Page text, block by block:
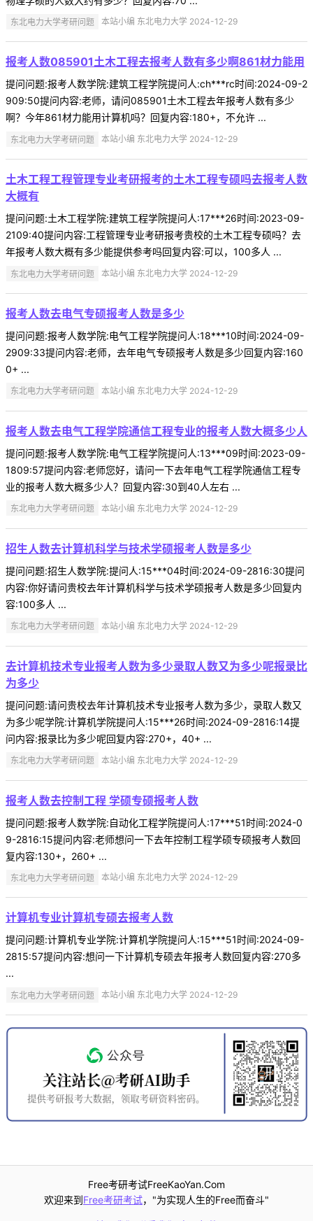
东北电力大学考研问题 本站小编 东北电力大学 2024-12-29
报考人数085901土木工程去报考人数有多少啊861材力能用
提问问题:报考人数学院:建筑工程学院提问人:ch***rc时间:2024-09-2
909:50提问内容:老师，请问085901土木工程去年报考人数有多少
啊？今年861材力能用计算机吗？回复内容:180+，不允许 ...
东北电力大学考研问题 本站小编 东北电力大学 2024-12-29
土木工程工程管理专业考研报考的土木工程专硕吗去报考人数
大概有
提问问题:土木工程学院:建筑工程学院提问人:17***26时间:2023-09-
2109:40提问内容:工程管理专业考研报考贵校的土木工程专硕吗？去
年报考人数大概有多少能提供参考吗回复内容:可以，100多人 ...
东北电力大学考研问题 本站小编 东北电力大学 2024-12-29
报考人数去电气专硕报考人数是多少
提问问题:报考人数学院:电气工程学院提问人:18***10时间:2024-09-
2909:33提问内容:老师，去年电气专硕报考人数是多少回复内容:160
0+ ...
东北电力大学考研问题 本站小编 东北电力大学 2024-12-29
报考人数去电气工程学院通信工程专业的报考人数大概多少人
提问问题:报考人数学院:电气工程学院提问人:13***09时间:2023-09-
1809:57提问内容:老师您好，请问一下去年电气工程学院通信工程专
业的报考人数大概多少人？回复内容:30到40人左右 ...
东北电力大学考研问题 本站小编 东北电力大学 2024-12-29
招生人数去计算机科学与技术学硕报考人数是多少
提问问题:招生人数学院:提问人:15***04时间:2024-09-2816:30提问
内容:你好请问贵校去年计算机科学与技术学硕报考人数是多少回复内
容:100多人 ...
东北电力大学考研问题 本站小编 东北电力大学 2024-12-29
去计算机技术专业报考人数为多少录取人数又为多少呢报录比
为多少
提问问题:请问贵校去年计算机技术专业报考人数为多少，录取人数又
为多少呢学院:计算机学院提问人:15***26时间:2024-09-2816:14提
问内容:报录比为多少呢回复内容:270+，40+ ...
东北电力大学考研问题 本站小编 东北电力大学 2024-12-29
报考人数去控制工程 学硕专硕报考人数
提问问题:报考人数学院:自动化工程学院提问人:17***51时间:2024-0
9-2816:15提问内容:老师想问一下去年控制工程学硕专硕报考人数回
复内容:130+，260+ ...
东北电力大学考研问题 本站小编 东北电力大学 2024-12-29
计算机专业计算机专硕去报考人数
提问问题:计算机专业学院:计算机学院提问人:15***51时间:2024-09-
2815:57提问内容:想问一下计算机专硕去年报考人数回复内容:270多
...
东北电力大学考研问题 本站小编 东北电力大学 2024-12-29
Free考研考试FreeKaoYan.Com
欢迎来到Free考研考试，"为实现人生的Free而奋斗"